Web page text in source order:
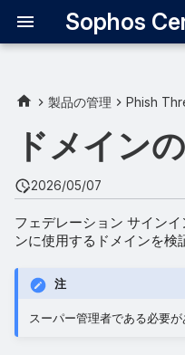
Sophos
製品の管理 Phish
ドメイン
2026/05/07
フェデレーション サイン
ンに使用するドメインを検
注
スーパー管理者である必要が